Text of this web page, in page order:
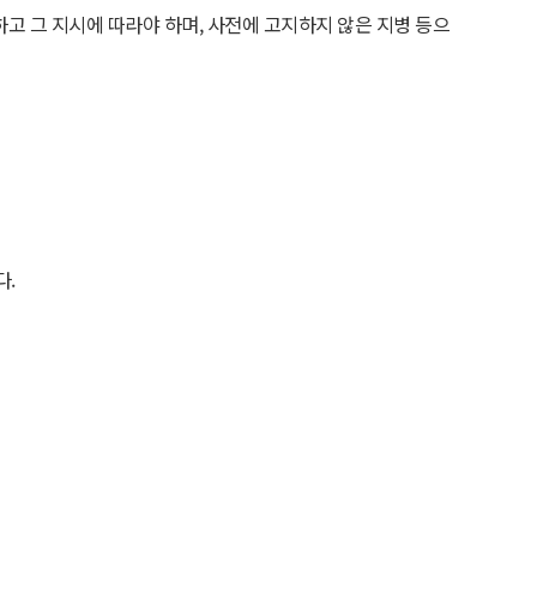
그 지시에 따라야 하며, 사전에 고지하지 않은 지병 등으
.